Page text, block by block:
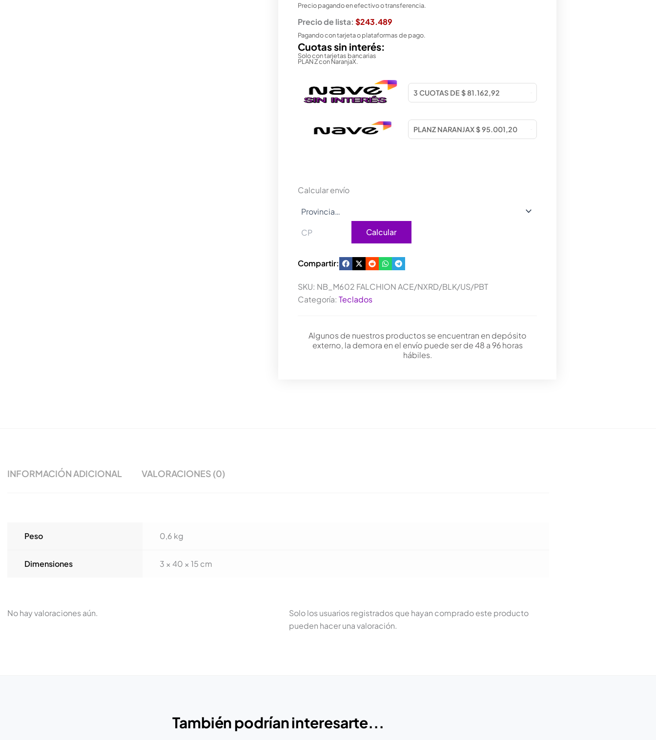
Precio pagando en efectivo o transferencia.
Precio de lista: $243.489
Pagando con tarjeta o plataformas de pago.
Cuotas sin interés:
Solo con tarjetas bancarias
PLAN Z con NaranjaX.
Calcular envío
Calcular
Compartir:
SKU: NB_M602 FALCHION ACE/NXRD/BLK/US/PBT
Categoría: Teclados
Algunos de nuestros productos se encuentran en depósito
externo, la demora en el envío puede ser de 48 a 96 horas
hábiles.
INFORMACIÓN ADICIONAL VALORACIONES (0)
Peso 0,6 kg
Dimensiones 3 × 40 × 15 cm
No hay valoraciones aún.
Solo los usuarios registrados que hayan comprado este producto
pueden hacer una valoración.
También podrían interesarte...